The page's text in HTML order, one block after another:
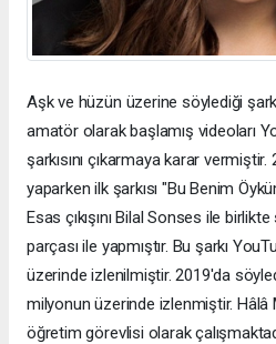
Aşk ve hüzün üzerine söylediği
amatör olarak başlamış videoları
şarkısını çıkarmaya karar
yaparken ilk şarkısı "Bu Benim
Esas çıkışını Bilal Sonses ile
parçası ile yapmıştır. Bu şarkı
üzerinde izlenilmiştir. 2019'da
milyonun üzerinde izlenmiştir. Hâlâ
öğretim görevlisi olarak